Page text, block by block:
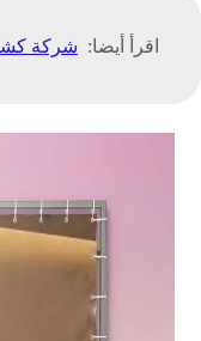
اقرأ أيضا: شركة كشف